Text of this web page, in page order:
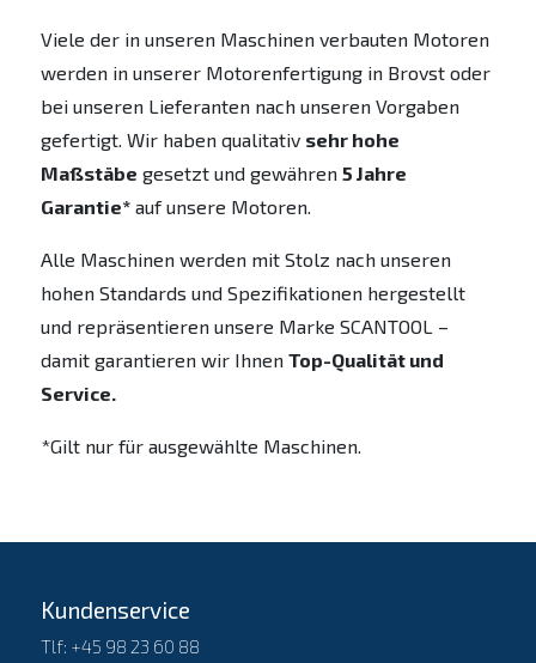
Viele der in unseren Maschinen verbauten Motoren
werden in unserer Motorenfertigung in Brovst oder
bei unseren Lieferanten nach unseren Vorgaben
gefertigt. Wir haben qualitativ sehr hohe
Maßstäbe gesetzt und gewähren 5 Jahre
Garantie*auf unsere Motoren.
Alle Maschinen werden mit Stolz nach unseren
hohen Standards und Spezifikationen hergestellt
und repräsentieren unsere Marke SCANTOOL –
damit garantieren wir Ihnen Top-Qualität und
Service.
*Gilt nur für ausgewählte Maschinen.
Kundenservice
Tlf: +45 98 23 60 88